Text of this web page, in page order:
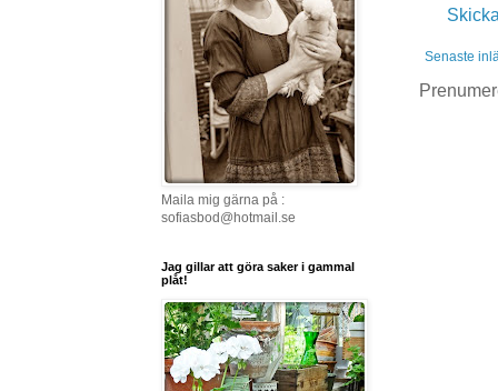
Senaste
Maila mig gärna på :
sofiasbod@hotmail.se
Jag gillar att göra saker i gammal
plåt!